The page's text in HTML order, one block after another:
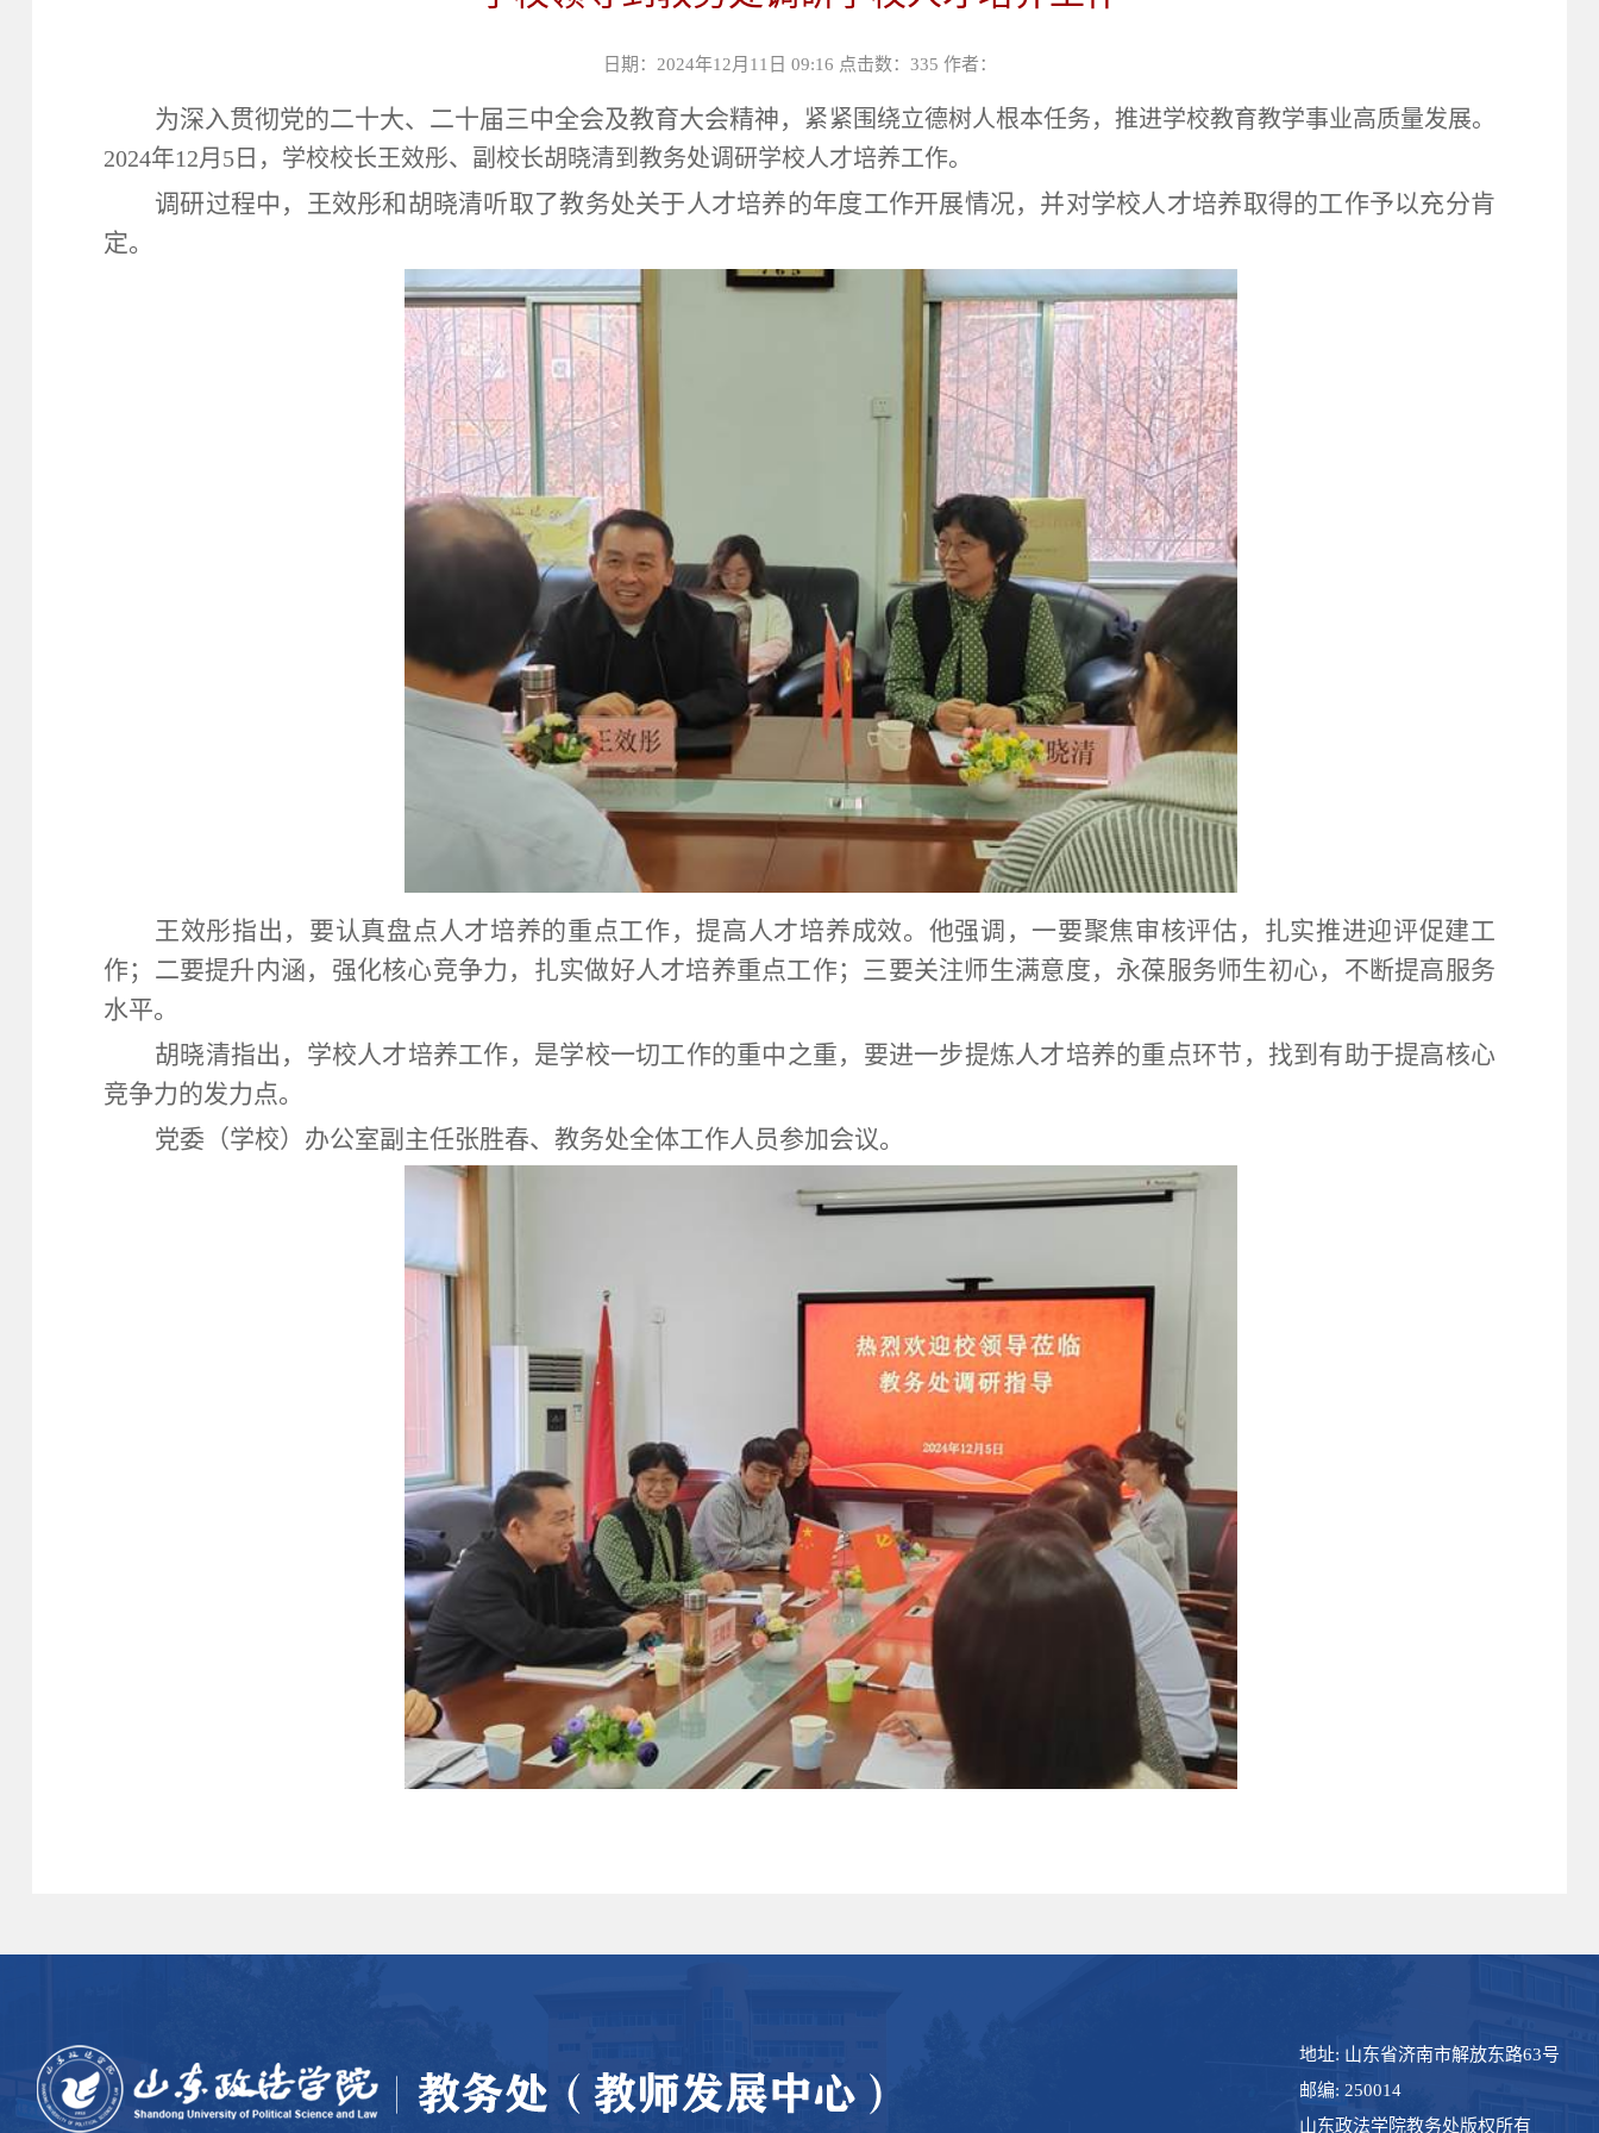
日期：2024年12月11日 09:16 点击数： 335 作者：
为深入贯彻党的二十大、二十届三中全会及教育大会精神，
紧紧围绕立德树人根本任务，推进学校教育教学事业高质量发展。
2024年12月 5 日，学校校长王效彤、副校长胡晓清到教务处调研学校人才培养工作。
调研过程中，王效彤和胡晓清听取了教务处关于人才培养的年度工作开展情况，并对学校人才培养取得的工作予以充分肯
定。
王效彤指出，要认真盘点人才培养的重点工作，提高人才培养成效。他强调，一要聚焦审核评估，扎实推进迎评促建工
作；二要提升内涵，强化核心竞争力，扎实做好人才培养重点工作；三要关注师生满意度，永葆服务师生初心，不断提高服务
水平。
胡晓清指出，学校人才培养工作，是学校一切工作的重中之重，要进一步提炼人才培养的重点环节，找到有助于提高核心
竞争力的发力点。
党委（学校）办公室副主任张胜春、教务处全体工作人员参加会议。
地址: 山东省济南市解放东路63号
邮编: 250014
山东政法学院教务处版权所有